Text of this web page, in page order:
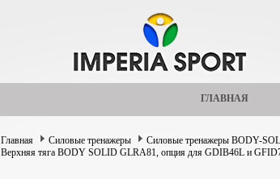
ГЛАВНАЯ
Главная Силовые тренажеры Силовые тренажеры BODY-
Верхняя тяга BODY SOLID GLRA81, опция для GDIB46L и